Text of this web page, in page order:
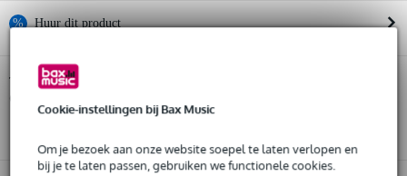
Cookie-instellingen bij Bax Music
Om je bezoek aan onze website soepel te laten verlopen en
bij je te laten passen, gebruiken we functionele cookies.
% Huur dit product
Huur dit product al vanaf 48 euro per maand
€ 2.500,-
Al na 4 maanden maandelijks opzegbaar
De mogelijkheid om je product(en) met korting te kopen
Twijfel je of de